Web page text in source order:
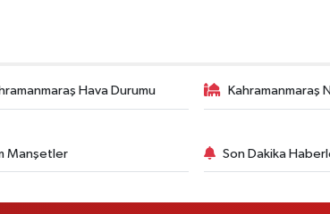
Hava Durumu Kahramanmaraş
Manşetler Son Dakika